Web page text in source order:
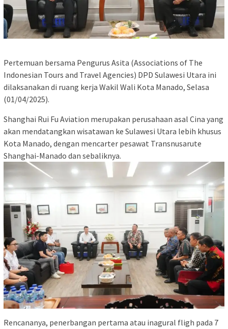
Pertemuan bersama Pengurus Asita (Associations of The
Indonesian Tours and Travel Agencies) DPD Sulawesi Utara ini
dilaksanakan di ruang kerja Wakil Wali Kota Manado, Selasa
(01/04/2025).
Shanghai Rui Fu Aviation merupakan perusahaan asal Cina yang
akan mendatangkan wisatawan ke Sulawesi Utara lebih khusus
Kota Manado, dengan mencarter pesawat Transnusarute
Shanghai-Manado dan sebaliknya.
Rencananya, penerbangan pertama atau inagural fligh pada 7